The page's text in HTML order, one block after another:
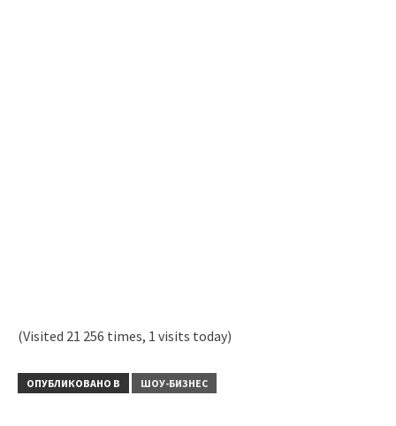
(Visited 21 256 times, 1 visits today)
ОПУБЛИКОВАНО В ШОУ-БИЗНЕС